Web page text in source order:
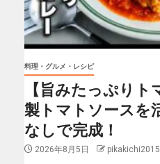
料理・グルメ・レシピ
【旨みたっぷり
製トマトソースを
なしで完成！
2026年8月5日